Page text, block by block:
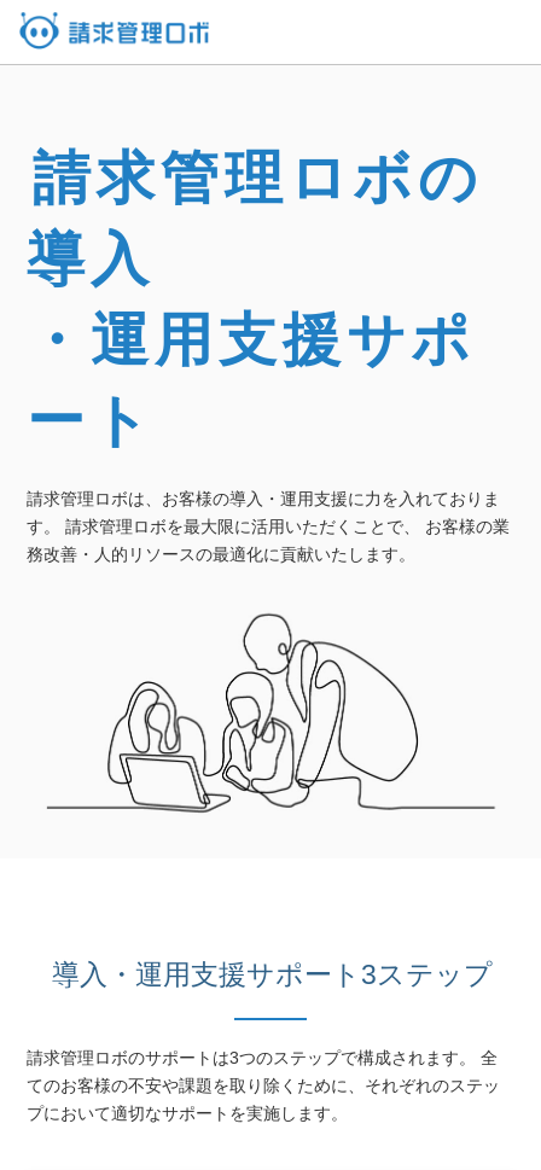
請求管理ロボの
導入
・運用支援サポ
ート
請求管理ロボは、お客様の導入・運用支援に力を入れておりま
す。
請求管理ロボを最大限に活用いただくことで、
お客様の業
務改善・人的リソースの最適化に貢献いたします。
導入・運用支援サポート3ステップ
請求管理ロボのサポートは3つのステップで構成されます。 全
てのお客様の不安や課題を取り除くために、それぞれのステッ
プにおいて適切なサポートを実施します。